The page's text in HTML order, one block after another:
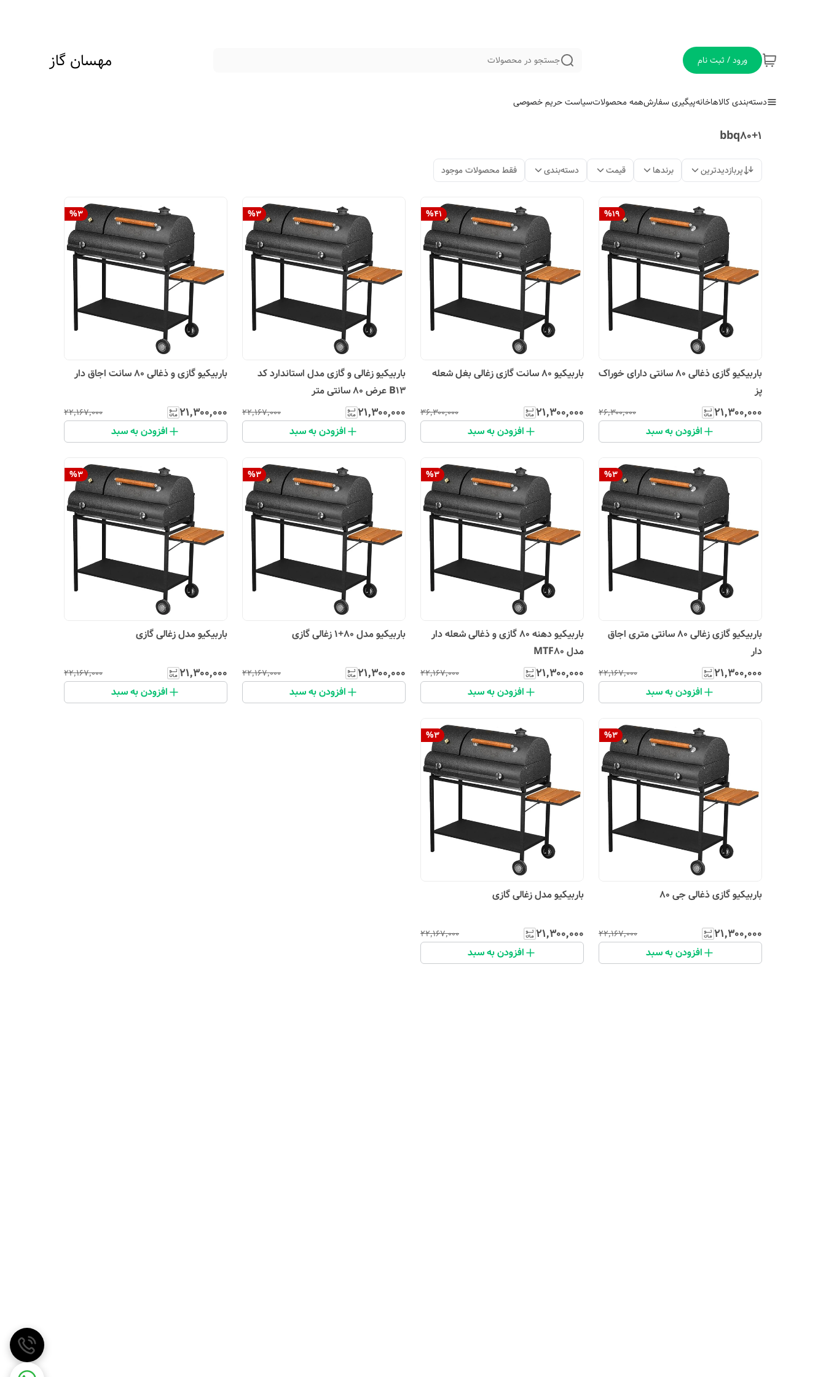
ورود / ثبت نام جستجو در محصولات مهسان گاز
دسته‌بندی کالاهاخانهپیگیری سفارشهمه محصولاتسیاست حریم خصوصی
bbq80+1
پربازدیدترین برندها قیمت دسته‌بندی فقط محصولات موجود
%19
باربیکیو گازی ذغالی 80 سانتی دارای خوراک
پز
۲۱٬۳۰۰٬۰۰۰ ۲۶٬۳۰۰٬۰۰۰
افزودن به سبد
%41
باربیکیو 80 سانت گازی زغالی بغل شعله
۲۱٬۳۰۰٬۰۰۰ ۳۶٬۳۰۰٬۰۰۰
افزودن به سبد
%3
باربیکیو زغالی و گازی مدل استاندارد کد
B13 عرض 80 سانتی متر
۲۱٬۳۰۰٬۰۰۰ ۲۲٬۱۶۷٬۰۰۰
افزودن به سبد
%3
باربیکیو گازی و ذغالی 80 سانت اجاق دار
۲۱٬۳۰۰٬۰۰۰ ۲۲٬۱۶۷٬۰۰۰
افزودن به سبد
%3
باربیکیو گازی زغالی 80 سانتی متری اجاق
دار
۲۱٬۳۰۰٬۰۰۰ ۲۲٬۱۶۷٬۰۰۰
افزودن به سبد
%3
باربیکیو دهنه 80 گازی و ذغالی شعله دار
مدل MTF80
۲۱٬۳۰۰٬۰۰۰ ۲۲٬۱۶۷٬۰۰۰
افزودن به سبد
%3
باربیکیو مدل 80+1 زغالی گازی
۲۱٬۳۰۰٬۰۰۰ ۲۲٬۱۶۷٬۰۰۰
افزودن به سبد
%3
باربیکیو مدل زغالی گازی
۲۱٬۳۰۰٬۰۰۰ ۲۲٬۱۶۷٬۰۰۰
افزودن به سبد
%3
باربیکیو گازی ذغالی جی 80
۲۱٬۳۰۰٬۰۰۰ ۲۲٬۱۶۷٬۰۰۰
افزودن به سبد
%3
باربیکیو مدل زغالی گازی
۲۱٬۳۰۰٬۰۰۰ ۲۲٬۱۶۷٬۰۰۰
افزودن به سبد